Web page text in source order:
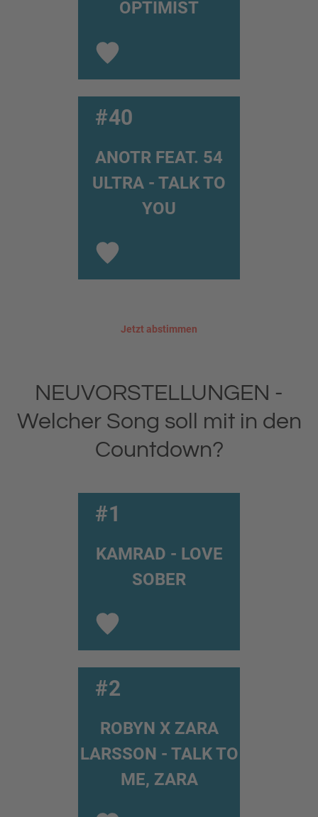
OPTIMIST
#40
ANOTR FEAT. 54
ULTRA - TALK TO
YOU
Jetzt abstimmen
NEUVORSTELLUNGEN -
Welcher Song soll mit in den
Countdown?
#1
KAMRAD - LOVE
SOBER
#2
ROBYN X ZARA
LARSSON - TALK TO
ME, ZARA